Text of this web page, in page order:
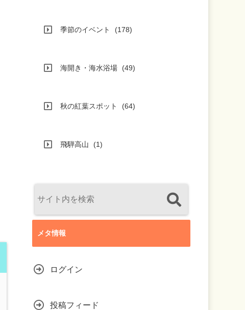
季節のイベント (178)
海開き・海水浴場 (49)
秋の紅葉スポット (64)
飛騨高山 (1)
メタ情報
ログイン
投稿フィード